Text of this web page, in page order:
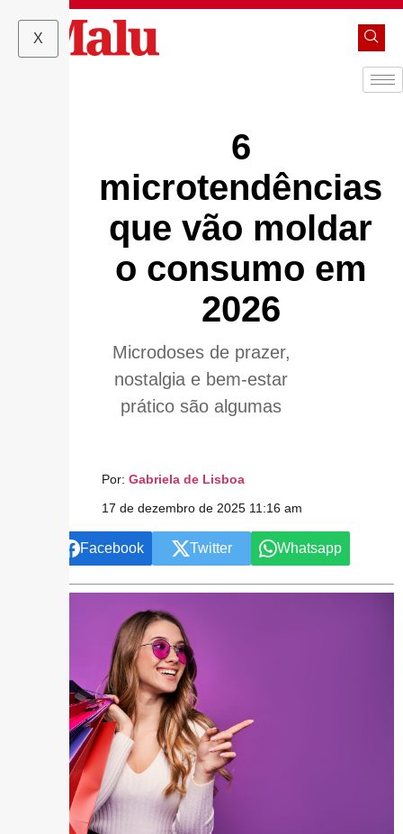
X
6
microtendências
que vão moldar
o consumo em
2026
Microdoses de prazer,
nostalgia e bem-estar
prático são algumas
Por: Gabriela de Lisboa
17 de dezembro de 2025 11:16 am
Facebook Twitter Whatsapp